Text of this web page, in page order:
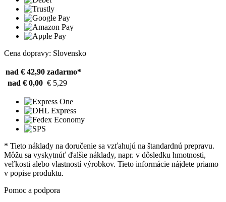
Cena dopravy: Slovensko
nad € 42,90 zadarmo*
nad € 0,00 € 5,29
* Tieto náklady na doručenie sa vzťahujú na štandardnú prepravu.
Môžu sa vyskytnúť ďalšie náklady, napr. v dôsledku hmotnosti,
veľkosti alebo vlastností výrobkov. Tieto informácie nájdete priamo
v popise produktu.
Pomoc a podpora